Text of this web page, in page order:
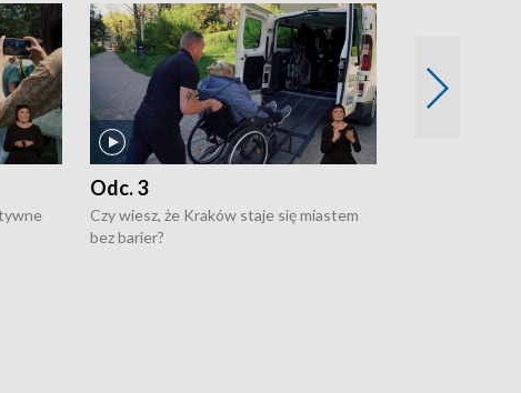
Odc. 3
Czy wiesz, że Kraków staje się miastem
bez barier?